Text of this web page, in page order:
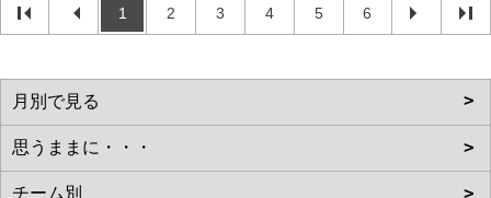
1 2 3 4 5 6